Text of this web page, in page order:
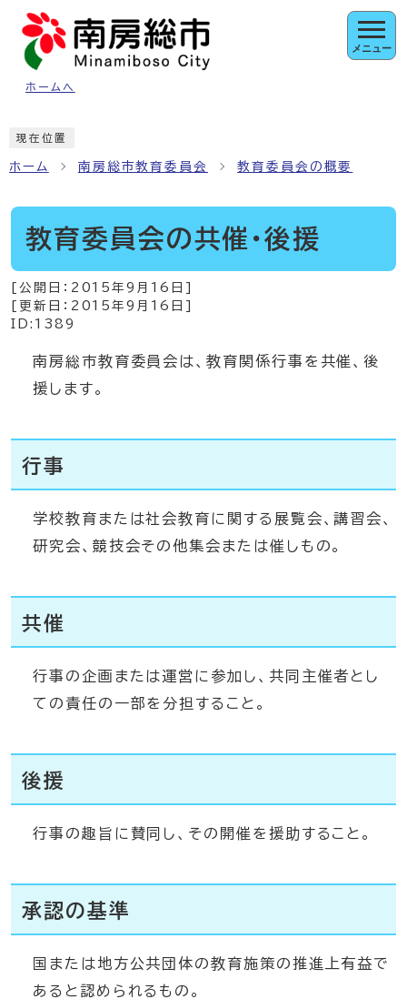
ページの先頭です
ホームへ
メニュー
現在位置
ホーム 南房総市教育委員会 教育委員会の概要
教育委員会の共催・後援
[公開日： 2015年9月16日
[更新日： 2015年9月16日
ID:1389
南房総市教育委員会は、教育関係行事を共催、後
援します。
行事
学校教育または社会教育に関する展覧会、講習会、
研究会、競技会その他集会または催しもの。
共催
行事の企画または運営に参加し、共同主催者とし
ての責任の一部を分担すること。
後援
行事の趣旨に賛同し、その開催を援助すること。
承認の基準
国または地方公共団体の教育施策の推進上有益で
あると認められるもの。